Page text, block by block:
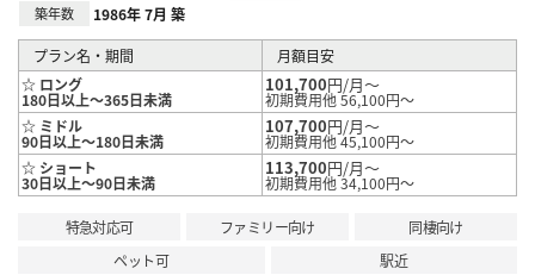
築年数 1986年 7月 築
プラン名・期間
月額目安
☆ ロング
180日以上～365日未満
101,700円/月～
初期費用他 56,100円～
☆ ミドル
90日以上～180日未満
107,700円/月～
初期費用他 45,100円～
☆ ショート
30日以上～90日未満
113,700円/月～
初期費用他 34,100円～
特急対応可 ファミリー向け
同棲向け
ペット可
駅近